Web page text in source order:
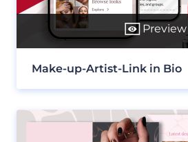
Preview
Make-up-Artist-Link in Bio